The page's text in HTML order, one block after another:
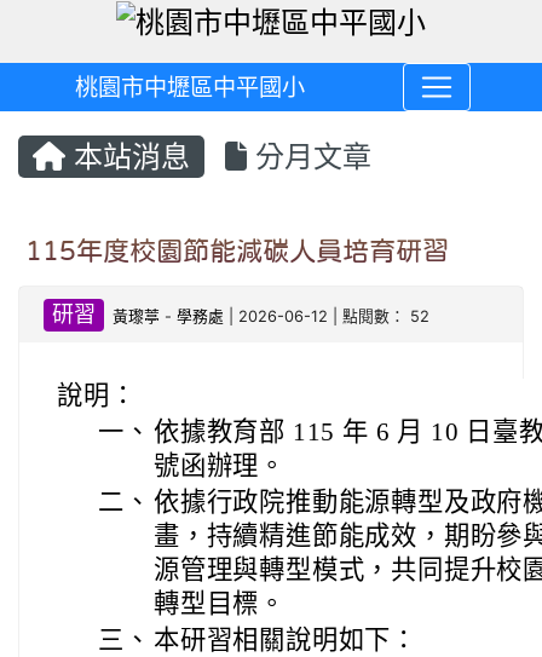
桃園市中壢區中平國小
本站消息 分月文章
115年度校園節能減碳人員培育研習
研習 黃瓈葶 -學務處 | 2026-06-12 | 點閱數： 52
說明：
一、 依據教育部 115 年 6 月 10 日臺
號函辦理。
二、 依據行政院推動能源轉型及政府
畫，持續精進節能成效，期盼參
源管理與轉型模式，共同提升校
轉型目標。
三、 本研習相關說明如下：